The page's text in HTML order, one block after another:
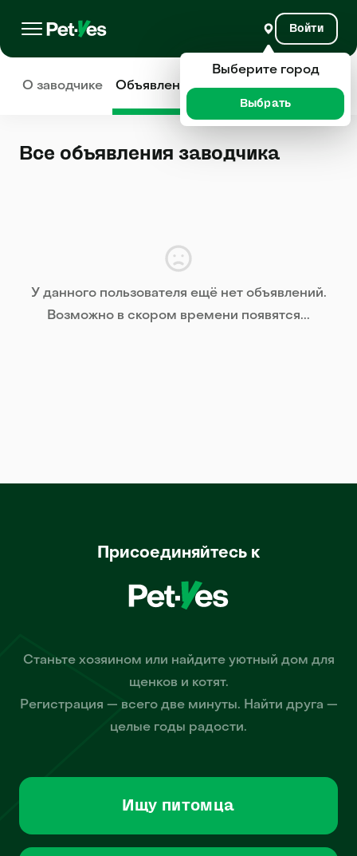
Войти
О заводчике Объявления Отзывы
Все объявления заводчика
У данного пользователя ещё нет объявлений.
Возможно в скором времени появятся...
Присоединяйтесь к
Станьте хозяином или найдите уютный дом для
щенков и котят.
Регистрация — всего две минуты. Найти друга —
целые годы радости.
Ищу питомца
Выберите город
Выбрать